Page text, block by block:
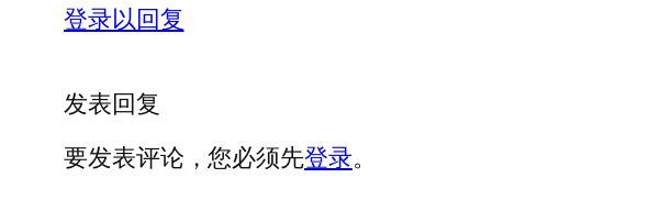
登录以回复
发表回复
要发表评论，您必须先登录。